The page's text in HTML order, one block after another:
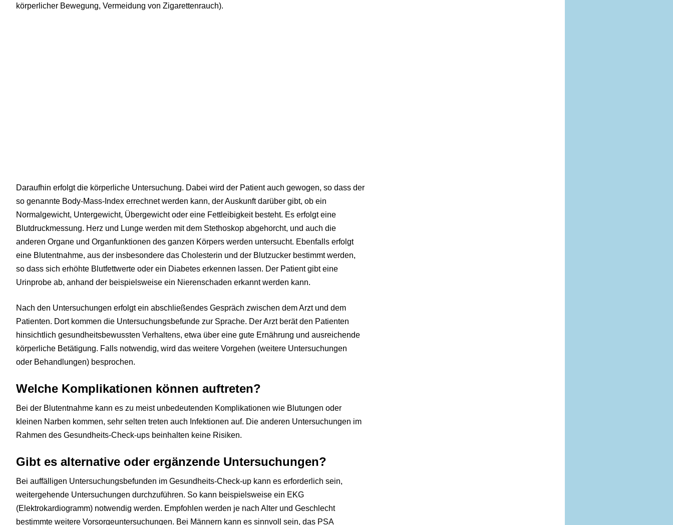
körperlicher Bewegung, Vermeidung von Zigarettenrauch).
Daraufhin erfolgt die körperliche Untersuchung. Dabei wird der Patient auch gewogen, so dass der
so genannte Body-Mass-Index errechnet werden kann, der Auskunft darüber gibt, ob ein
Normalgewicht, Untergewicht, Übergewicht oder eine Fettleibigkeit besteht. Es erfolgt eine
Blutdruckmessung. Herz und Lunge werden mit dem Stethoskop abgehorcht, und auch die
anderen Organe und Organfunktionen des ganzen Körpers werden untersucht. Ebenfalls erfolgt
eine Blutentnahme, aus der insbesondere das Cholesterin und der Blutzucker bestimmt werden,
so dass sich erhöhte Blutfettwerte oder ein Diabetes erkennen lassen. Der Patient gibt eine
Urinprobe ab, anhand der beispielsweise ein Nierenschaden erkannt werden kann.
Nach den Untersuchungen erfolgt ein abschließendes Gespräch zwischen dem Arzt und dem
Patienten. Dort kommen die Untersuchungsbefunde zur Sprache. Der Arzt berät den Patienten
hinsichtlich gesundheitsbewussten Verhaltens, etwa über eine gute Ernährung und ausreichende
körperliche Betätigung. Falls notwendig, wird das weitere Vorgehen (weitere Untersuchungen
oder Behandlungen) besprochen.
Welche Komplikationen können auftreten?
Bei der Blutentnahme kann es zu meist unbedeutenden Komplikationen wie Blutungen oder
kleinen Narben kommen, sehr selten treten auch Infektionen auf. Die anderen Untersuchungen im
Rahmen des Gesundheits-Check-ups beinhalten keine Risiken.
Gibt es alternative oder ergänzende Untersuchungen?
Bei auffälligen Untersuchungsbefunden im Gesundheits-Check-up kann es erforderlich sein,
weitergehende Untersuchungen durchzuführen. So kann beispielsweise ein EKG
(Elektrokardiogramm) notwendig werden. Empfohlen werden je nach Alter und Geschlecht
bestimmte weitere Vorsorgeuntersuchungen. Bei Männern kann es sinnvoll sein, das PSA